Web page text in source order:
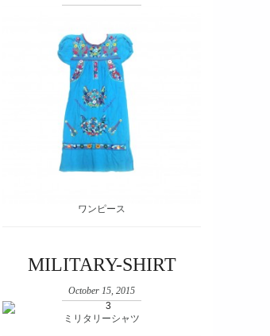
ワンピース
MILITARY-SHIRT
October 15, 2015
ミリタリーシャツ